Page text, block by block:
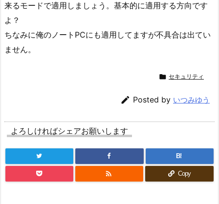
来るモードで適用しましょう。基本的に適用する方向です
よ？
ちなみに俺のノートPCにも適用してますが不具合は出てい
ません。
 セキュリティ
 Posted by いつみゆう
よろしければシェアお願いします
B!
 Copy